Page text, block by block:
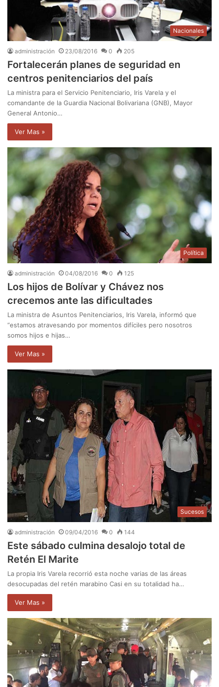
Nacionales
administración 23/08/2016 0 205
Fortalecerán planes de seguridad en
centros penitenciarios del país
La ministra para el Servicio Penitenciario, Iris Varela y el
comandante de la Guardia Nacional Bolivariana (GNB), Mayor
General Antonio…
Ver Mas »
Política
administración 04/08/2016 0 125
Los hijos de Bolívar y Chávez nos
crecemos ante las dificultades
La ministra de Asuntos Penitenciarios, Iris Varela, informó que
“estamos atravesando por momentos difíciles pero nosotros
somos hijos e hijas…
Ver Mas »
Sucesos
administración 09/04/2016 0 144
Este sábado culmina desalojo total de
Retén El Marite
La propia Iris Varela recorrió esta noche varias de las áreas
desocupadas del retén marabino Casi en su totalidad ha…
Ver Mas »